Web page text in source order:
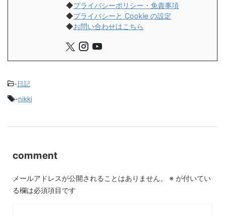
◆プライバシーポリシー・免責事項
◆プライバシーと Cookie の設定
◆お問い合わせはこちら
-日記
-nikki
comment
メールアドレスが公開されることはありません。 ※ が付いてい
る欄は必須項目です